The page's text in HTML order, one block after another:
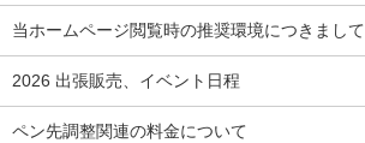
当ホームページ閲覧時の推奨環境につきまして
2026 出張販売、イベント日程
ペン先調整関連の料金について